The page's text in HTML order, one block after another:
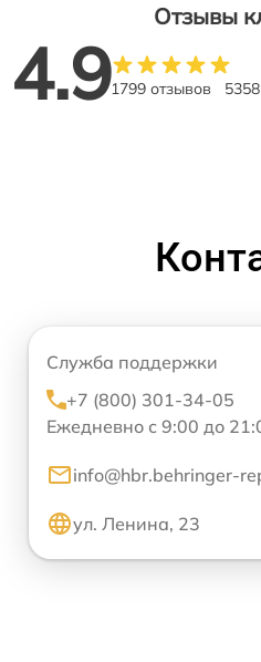
Отзывы
4.91799 отзывов
Служба поддержки
+7 (800) 301-34-05
Ежедневно с 9:00 до
info@hbr.behringer-
ул. Ленина, 23